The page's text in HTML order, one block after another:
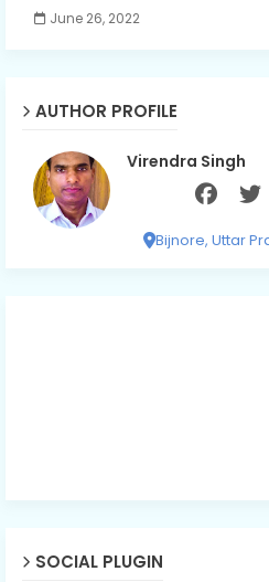
June 26, 2022
AUTHOR PROFILE
Virendra Singh
Bijnore, Uttar
SOCIAL PLUGIN